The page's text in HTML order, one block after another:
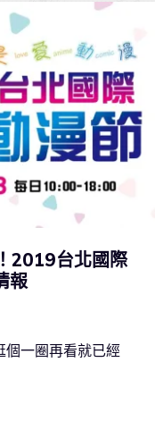
2019台北國際
報
個一圈再看就已經